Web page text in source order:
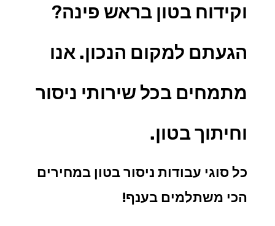
וקידוח בטון בראש פינה?
הגעתם למקום הנכון. אנו
מתמחים בכל שירותי ניסור
וחיתוך בטון.
כל סוגי עבודות ניסור בטון במחירים
הכי משתלמים בענף!